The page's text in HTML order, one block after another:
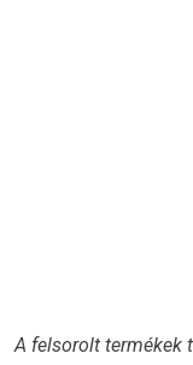
A felsorolt termékek